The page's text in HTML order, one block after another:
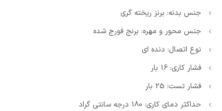
جنس بدنه: برنز ریخته گری
جنس محور و مهره: برنج فورج شده
نوع اتصال: دنده ای
فشار کاری: 16 بار
فشار تست: 25 بار
حداکثر دمای کاری: 180 درجه سانتی گراد